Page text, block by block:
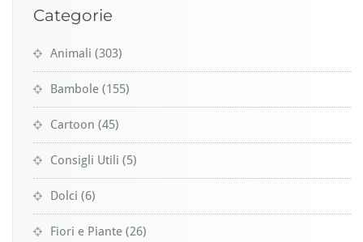
Categorie
Animali (303)
Bambole (155)
Cartoon (45)
Consigli Utili (5)
Dolci (6)
Fiori e Piante (26)